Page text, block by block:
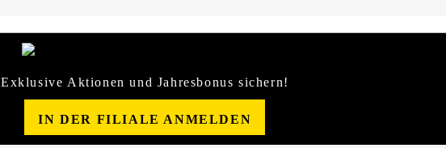
Exklusive Aktionen und Jahresbonus sichern!
IN DER FILIALE ANMELDEN